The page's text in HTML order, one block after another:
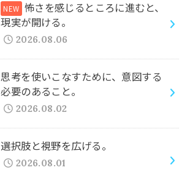
怖さを感じるところに進むと、
現実が開ける。
2026.08.06
思考を使いこなすために、意図する
必要のあること。
2026.08.02
選択肢と視野を広げる。
2026.08.01